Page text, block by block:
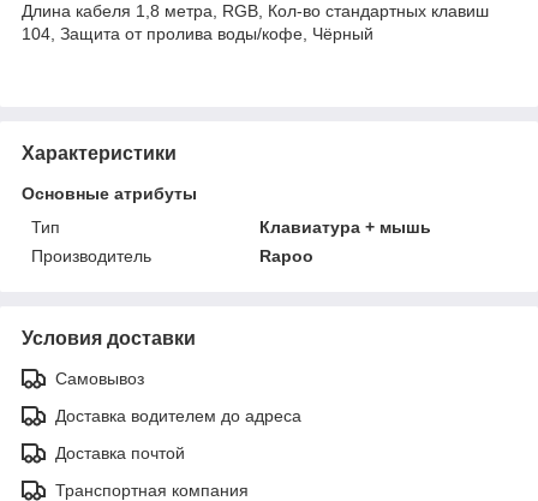
Длина кабеля 1,8 метра, RGB, Кол-во стандартных клавиш
104, Защита от пролива воды/кофе, Чёрный
Характеристики
Основные атрибуты
Тип
Клавиатура + мышь
Производитель
Rapoo
Условия доставки
Самовывоз
Доставка водителем до адреса
Доставка почтой
Транспортная компания